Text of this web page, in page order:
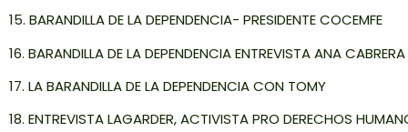
15. BARANDILLA DE LA DEPENDENCIA- PRESIDENTE COCEMFE
16. BARANDILLA DE LA DEPENDENCIA ENTREVISTA ANA
17. LA BARANDILLA DE LA DEPENDENCIA CON TOMY
18. ENTREVISTA LAGARDER, ACTIVISTA PRO DERECHOS